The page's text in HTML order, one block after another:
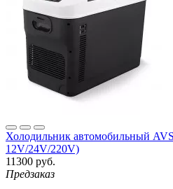
Холодильник автомобильный
12V/24V/220V)
11300 руб.
Предзаказ